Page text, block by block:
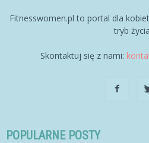
Fitnesswomen.pl to portal dla
tryb
Skontaktuj się z nami:
POPULARNE POSTY